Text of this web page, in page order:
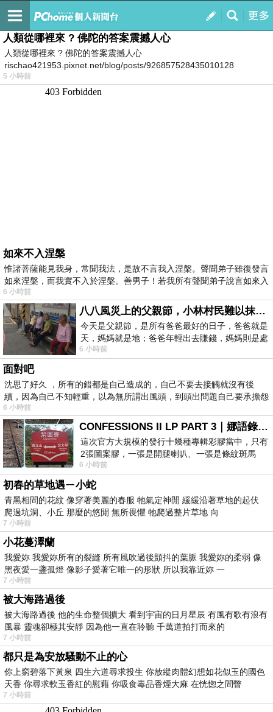
我的
最新文章
人類從哪裡來 ? 佛陀的答案震撼人心
人類從哪裡來 ? 佛陀的答案震撼人心
rischao421953.pixnet.net/blog/posts/926857528435010128
5 小時前
如來不入涅槃
惟諸菩薩能見我身，常聞我法，是故不言我入涅槃。聲聞弟子雖復發言
如來涅槃，而我實不入於涅槃。善男子！若我所有聲聞弟子說言如來入
6 小時前
八八風災上的父親節，小林村民難以抹滅的痛
今天是父親節，是所有爸爸最好的日子，爸爸就是
天，媽媽就是地；爸爸年輕出去賺錢，媽媽則是處
理家務，職業不分高低貴賤，只有人品才
6 小時前
面對吧
沈思了好久 ，所有的錯都是自己造成的，自己不要去接觸就沒有後
續，因為自己不知輕重，以為無所謂出風頭，到頭出問題自己要承擔怨
不
6 小時前
CONFESSIONS II LP PART 3｜娜語錄II LP PART 3
這次官方大規模的發行十幾種專輯彩膠當中，只有
2張圖案膠，一張是開腿喇叭、一張是條紋斑馬
版；目前官網上只剩澳洲商店AU STORE
6 小時前
初春的草地遇ㄧ小蛇
青黑相間的花紋 像穿著美麗的春服 牠氣定神閒 緩緩沿著草地的起伏
爬過坑洞、小丘 那麼的悠閒 無所畏懼 牠爬過整片草地 向
7 小時前
小花蔓澤蘭
我愛妳 我愛妳所有的裂縫 所有風吹過後顫抖的葉脈 我愛妳的柔弱 像
黑夜愛一盞孤燈 像影子愛著它唯一的形狀 所以我靠近妳 一
7 小時前
被大海路過後
被大海路過後 他的生命整個擴大 看到宇宙的日月星辰 有風有歌有浪有
風暴 靈魂卻極其安靜 因為他一直在聆聽 千萬道拍打而來的
7 小時前
都只是為安放騷動不止的心
你上窮碧落下黃泉 四生六道尋求投生 你放縱肉體幻想如花似玉的國色
天香 你尋求軟玉香紅的慰藉 你吸食毒品香煙大麻 在恍惚之間瞥
7 小時前